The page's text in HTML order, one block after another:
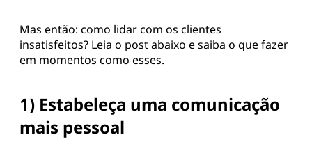
Mas então: como lidar com os clientes
insatisfeitos? Leia o post abaixo e saiba o que fazer
em momentos como esses.
1) Estabeleça uma comunicação
mais pessoal